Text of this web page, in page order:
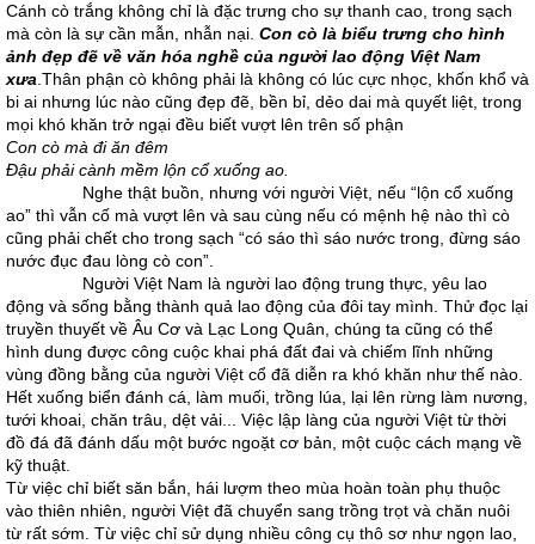
Cánh cò trắng không chỉ là đặc trưng cho sự thanh cao, trong sạch
mà còn là sự cần mẫn, nhẫn nại. Con cò là biểu trưng cho hình
ảnh đẹp đẽ về văn hóa nghề của người lao động Việt Nam
xưa .Thân phận cò không phải là không có lúc cực nhọc, khốn khổ và
bi ai nhưng lúc nào cũng đẹp đẽ, bền bỉ, dẻo dai mà quyết liệt, trong
mọi khó khăn trở ngại đều biết vượt lên trên số phận
Con cò mà đi ăn đêm
Đậu phải cành mềm lộn cổ xuống ao.
Nghe thật buồn, nhưng với người Việt, nếu “lộn cổ xuống
ao” thì vẫn cố mà vượt lên và sau cùng nếu có mệnh hệ nào thì cò
cũng phải chết cho trong sạch “có sáo thì sáo nước trong, đừng sáo
nước đục đau lòng cò con”.
Người Việt Nam là người lao động trung thực, yêu lao
động và sống bằng thành quả lao động của đôi tay mình. Thử đọc lại
truyền thuyết về Âu Cơ và Lạc Long Quân, chúng ta cũng có thể
hình dung được công cuộc khai phá đất đai và chiếm lĩnh những
vùng đồng bằng của người Việt cổ đã diễn ra khó khăn như thế nào.
Hết xuống biển đánh cá, làm muối, trồng lúa, lại lên rừng làm nương,
tưới khoai, chăn trâu, dệt vải... Việc lập làng của người Việt từ thời
đồ đá đã đánh dấu một bước ngoặt cơ bản, một cuộc cách mạng về
kỹ thuật.
Từ việc chỉ biết săn bắn, hái lượm theo mùa hoàn toàn phụ thuộc
vào thiên nhiên, người Việt đã chuyển sang trồng trọt và chăn nuôi
từ rất sớm. Từ việc chỉ sử dụng nhiều công cụ thô sơ như ngọn lao,